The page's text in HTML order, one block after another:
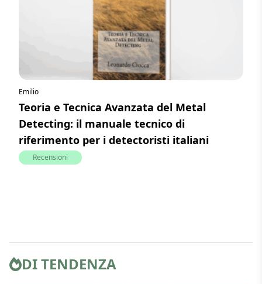
Emilio
Teoria e Tecnica Avanzata del Metal
Detecting: il manuale tecnico di
riferimento per i detectoristi italiani
Recensioni
DI TENDENZA